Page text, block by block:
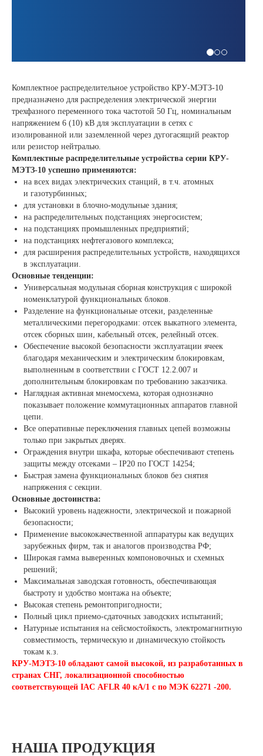
Комплектное распределительное устройство КРУ-МЭТЗ-10
предназначено для распределения электрической энергии
трехфазного переменного тока частотой 50 Гц, номинальным
напряжением 6 (10) кВ для эксплуатации в сетях с
изолированной или заземленной через дугогасящий реактор
или резистор нейтралью.
Комплектные распределительные устройства серии КРУ-
МЭТЗ-10 успешно применяются:
на всех видах электрических станций, в т.ч. атомных
и газотурбинных;
для установки в блочно-модульные здания;
на распределительных подстанциях энергосистем;
на подстанциях промышленных предприятий;
на подстанциях нефтегазового комплекса;
для расширения распределительных устройств, находящихся
в эксплуатации.
Основные тенденции:
Универсальная модульная сборная конструкция с широкой
номенклатурой функциональных блоков.
Разделение на функциональные отсеки, разделенные
металлическими перегородками: отсек выкатного элемента,
отсек сборных шин, кабельный отсек, релейный отсек.
Обеспечение высокой безопасности эксплуатации ячеек
благодаря механическим и электрическим блокировкам,
выполненным в соответствии с ГОСТ 12.2.007 и
дополнительным блокировкам по требованию заказчика.
Наглядная активная мнемосхема, которая однозначно
показывает положение коммутационных аппаратов главной
цепи.
Все оперативные переключения главных цепей возможны
только при закрытых дверях.
Ограждения внутри шкафа, которые обеспечивают степень
защиты между отсеками – IP20 по ГОСТ 14254;
Быстрая замена функциональных блоков без снятия
напряжения с секции.
Основные достоинства:
Высокий уровень надежности, электрической и пожарной
безопасности;
Применение высококачественной аппаратуры как ведущих
зарубежных фирм, так и аналогов производства РФ;
Широкая гамма выверенных компоновочных и схемных
решений;
Максимальная заводская готовность, обеспечивающая
быстроту и удобство монтажа на объекте;
Высокая степень ремонтопригодности;
Полный цикл приемо-сдаточных заводских испытаний;
Натурные испытания на сейсмостойкость, электромагнитную
совмести­мость, термическую и динамическую стойкость
токам к.з.
КРУ-МЭТЗ-10 обладают самой высокой, из разработанных в
странах СНГ, локализационной способностью
соответствующей IAC AFLR40 кА/1 с по МЭК 62271 -200.
НАША ПРОДУКЦИЯ